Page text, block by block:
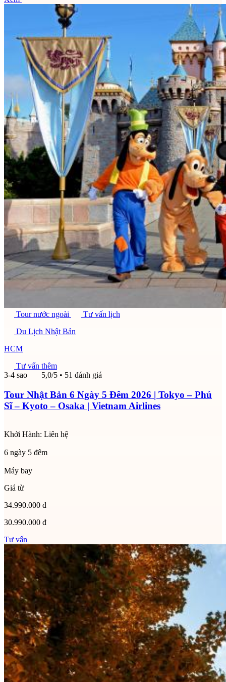
Tour nước ngoài
Tư vấn lịch
Du Lịch Nhật Bản
HCM
Tư vấn thêm
3-4 sao
5,0/5 • 51 đánh giá
Tour Nhật Bản 6 Ngày 5 Đêm 2026 | Tokyo – Phú
Sĩ – Kyoto – Osaka | Vietnam Airlines
Khởi Hành: Liên hệ
6 ngày 5 đêm
Máy bay
Giá từ
34.990.000 đ
30.990.000 đ
Tư vấn